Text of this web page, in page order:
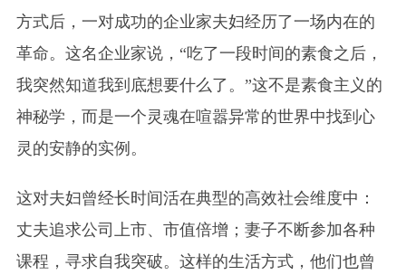
方式后，一对成功的企业家夫妇经历了一场内在的
革命。这名企业家说，“吃了一段时间的素食之后，
我突然知道我到底想要什么了。”这不是素食主义的
神秘学，而是一个灵魂在喧嚣异常的世界中找到心
灵的安静的实例。
这对夫妇曾经长时间活在典型的高效社会维度中：
丈夫追求公司上市、市值倍增；妻子不断参加各种
课程，寻求自我突破。这样的生活方式，他们也曾